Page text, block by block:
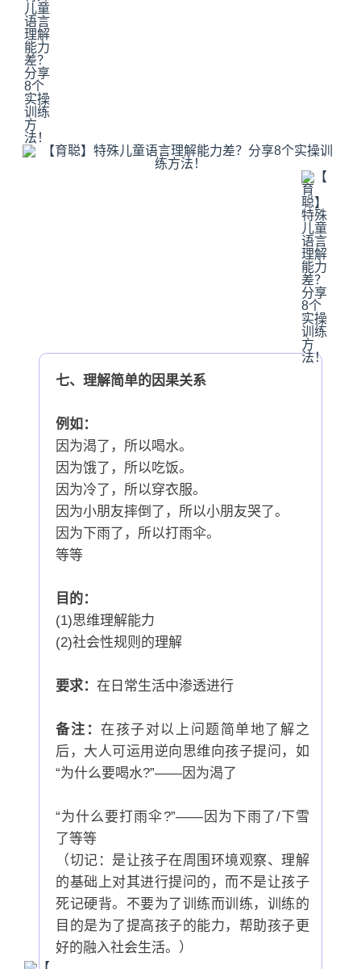
七、理解简单的因果关系
例如：
因为渴了，所以喝水。
因为饿了，所以吃饭。
因为冷了，所以穿衣服。
因为小朋友摔倒了，所以小朋友哭了。
因为下雨了，所以打雨伞。
等等
目的：
(1)思维理解能力
(2)社会性规则的理解
要求：在日常生活中渗透进行
备注：在孩子对以上问题简单地了解之
后，大人可运用逆向思维向孩子提问，如
“为什么要喝水?”——因为渴了
“为什么要打雨伞?”——因为下雨了/下雪
了等等
（切记：是让孩子在周围环境观察、理解
的基础上对其进行提问的，而不是让孩子
死记硬背。不要为了训练而训练，训练的
目的是为了提高孩子的能力，帮助孩子更
好的融入社会生活。）